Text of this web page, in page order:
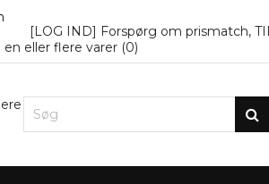
[LOG IND] Forspørg om prismatch,
en eller flere varer (0)